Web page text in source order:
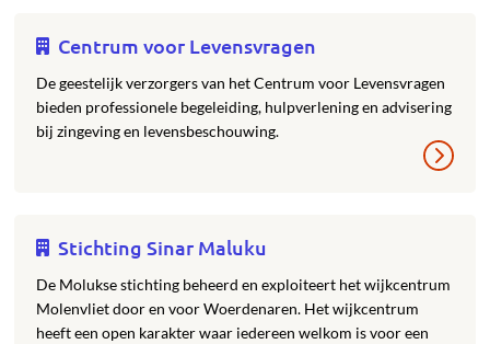
Centrum voor Levensvragen
De geestelijk verzorgers van het Centrum voor Levensvragen
bieden professionele begeleiding, hulpverlening en advisering
bij zingeving en levensbeschouwing.
Stichting Sinar Maluku
De Molukse stichting beheerd en exploiteert het wijkcentrum
Molenvliet door en voor Woerdenaren. Het wijkcentrum
heeft een open karakter waar iedereen welkom is voor een